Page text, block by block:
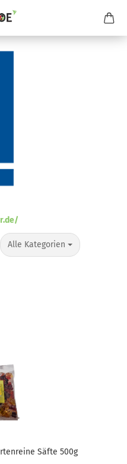
Alle Kategorien
pro Seite
Säfte 500g